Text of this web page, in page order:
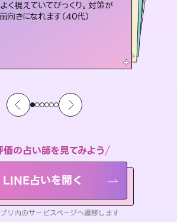
く視えていてびっくり。対策が
向きになれます（40代）
ございました（40代 女性）
しゃるんだなと驚きです（30代女性）
価の占い師を見てみよう
LINE占いを開く
リ内のサービスページへ遷移します